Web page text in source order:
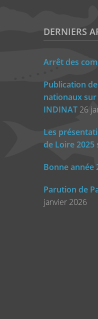
DERNIERS
Arrêt des
Publication
nationaux
INDINAT 26
Les
de Loire 2025
Bonne année
Parution de
janvier 2026